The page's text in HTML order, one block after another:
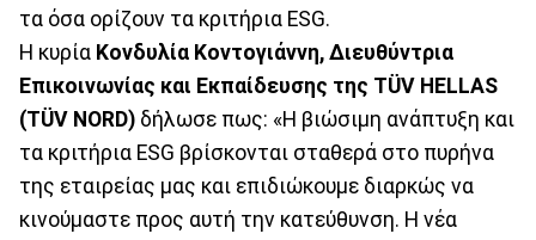
τα όσα ορίζουν τα κριτήρια ESG.
Η κυρία Κονδυλία Κοντογιάννη, Διευθύντρια
Επικοινωνίας και Εκπαίδευσης της TÜV HELLAS
(TÜV NORD) δήλωσε πως: «Η βιώσιμη ανάπτυξη και
τα κριτήρια ESG βρίσκονται σταθερά στο πυρήνα
της εταιρείας μας και επιδιώκουμε διαρκώς να
κινούμαστε προς αυτή την κατεύθυνση. Η νέα